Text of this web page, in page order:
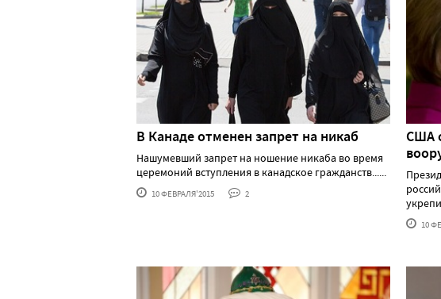
В Канаде отменен запрет на никаб
Нашумевший запрет на ношение никаба во время
церемоний вступления в канадское гражданств......
10 ФЕВРАЛЯ'2015 2
США
10